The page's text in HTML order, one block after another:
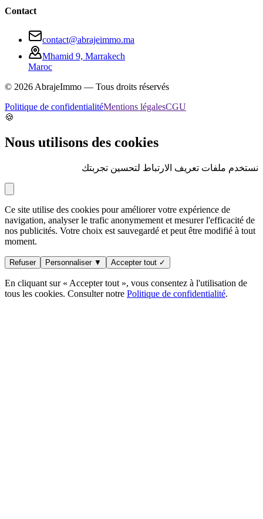
Contact
contact@abrajeimmo.ma
Mhamid 9, Marrakech
Maroc
© 2026AbrajeImmo — Tous droits réservés
Politique de confidentialitéMentions légalesCGU
🍪
Nous utilisons des cookies
نستخدم ملفات تعريف الارتباط لتحسين تجربتك
Ce site utilise des cookies pour améliorer votre expérience de
navigation, analyser le trafic anonymement et mesurer l'efficacité de
nos publicités. Votre choix est sauvegardé et peut être modifié à tout
moment.
Refuser Personnaliser ▼ Accepter tout ✓
En cliquant sur « Accepter tout », vous consentez à l'utilisation de
tous les cookies. Consulter notre Politique de confidentialité.